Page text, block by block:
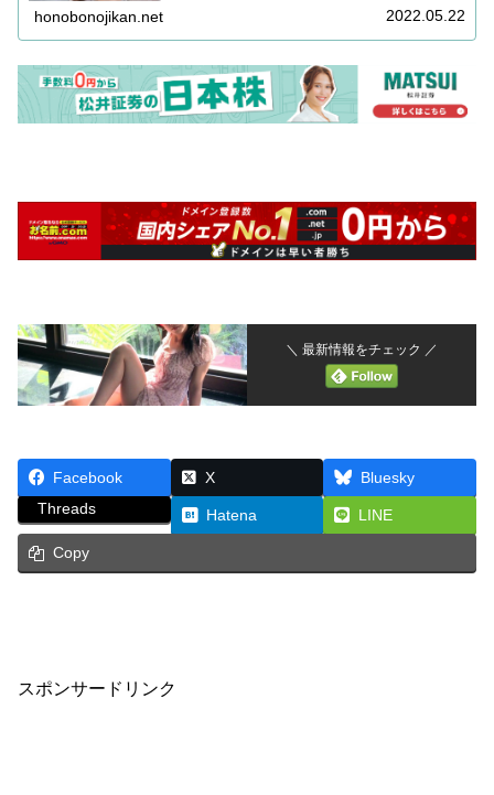
honobonojikan.net 2022.05.22
＼ 最新情報をチェック ／
Facebook X
Bluesky
Threads
Hatena LINE
Copy
スポンサードリンク